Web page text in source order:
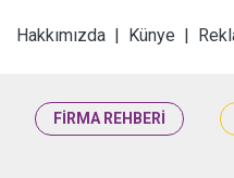
Bilimleri
Hakkımızda | Künye |
FİRMA REHBERİ